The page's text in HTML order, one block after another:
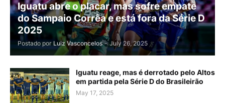
Iguatu abre o placar, mas sofre empate
do Sampaio Corrêa e está fora da Série D
2025
Postado por Luiz Vasconcelos - July 26, 2025
Iguatu reage, mas é derrotado pelo Altos
em partida pela Série D do Brasileirão
May 17, 2025